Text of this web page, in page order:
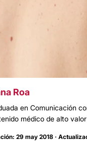
Roa
en Comunicación
médico de alto
29 may 2018 ·